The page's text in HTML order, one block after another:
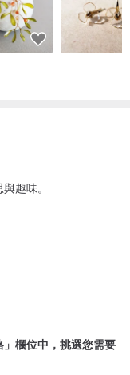
趣味。
欄位中，挑選您需要